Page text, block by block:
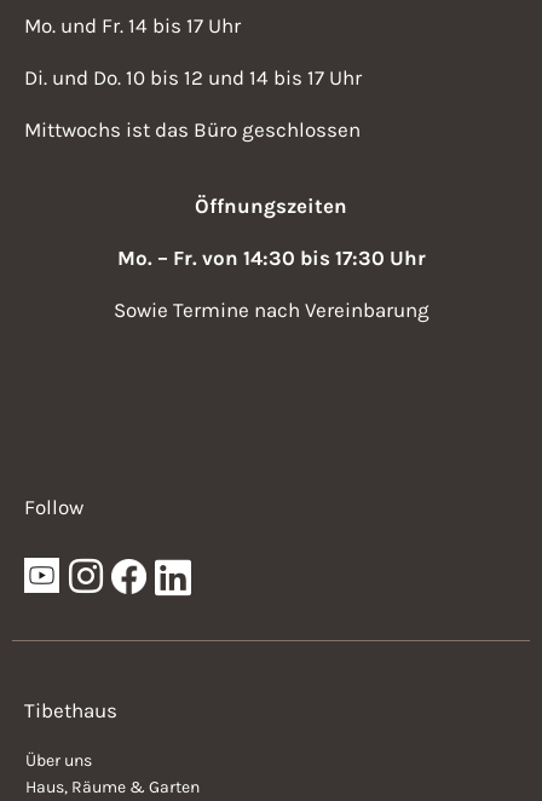
Mo. und Fr. 14 bis 17 Uhr
Di. und Do. 10 bis 12 und 14 bis 17 Uhr
Mittwochs ist das Büro geschlossen
Öffnungszeiten
Mo. – Fr. von 14:30 bis 17:30 Uhr
Sowie Termine nach Vereinbarung
Follow
Tibethaus
Über uns
Haus, Räume & Garten